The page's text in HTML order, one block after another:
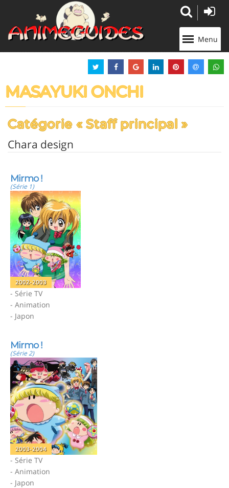
Menu
MASAYUKI ONCHI
Catégorie « Staff principal »
Chara design
Mirmo !
(Série 1)
2002-2003
- Série TV
- Animation
- Japon
Mirmo !
(Série 2)
2003-2004
- Série TV
- Animation
- Japon
Panneau de gestion des cookies